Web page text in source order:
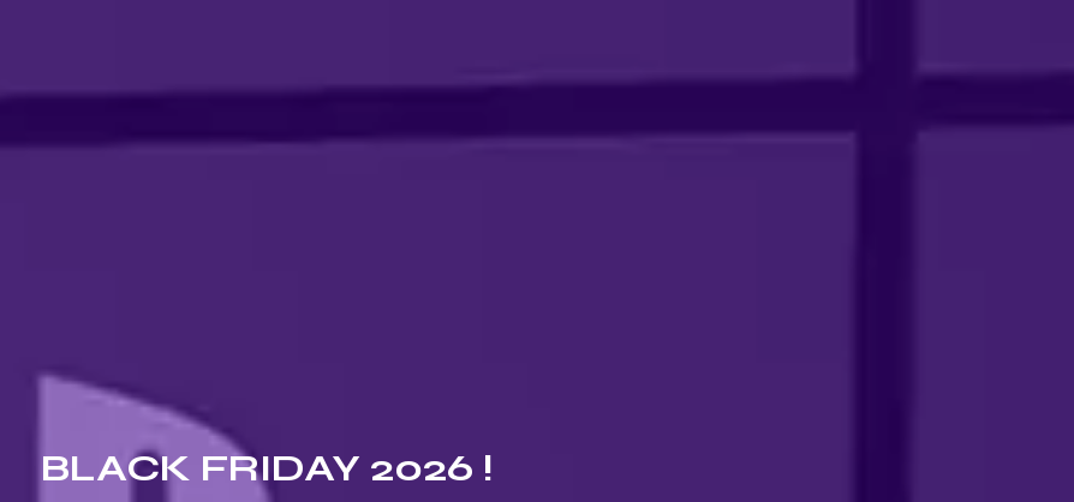
BLACK FRIDAY 2026 !